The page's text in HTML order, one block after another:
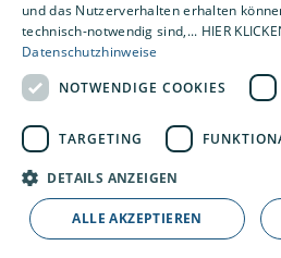
und das Nutzerverhalten erhalten
technisch-notwendig sind,... HIER
Datenschutzhinweise
NOTWENDIGE COOKIES
TARGETING
DETAILS ANZEIGEN
ALLE AKZEPTIEREN